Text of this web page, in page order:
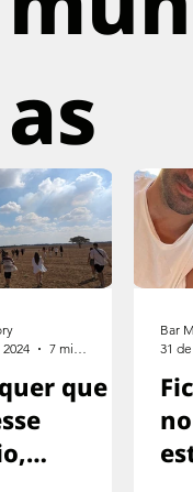
as
que
7 min de leitura
Bar
31